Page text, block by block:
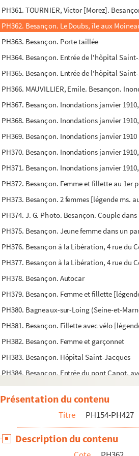
PH361. TOURNIER, Victor [Morez].
PH362. Besançon. Le Doubs, île aux
PH363. Besançon. Porte taillée
PH364. Besançon. Entrée de l'hôpital
PH365. Besançon. Entrée de l'hôpital
PH366. MAUVILLIER, Emile. Besançon.
PH367. Besançon. Inondations janvier
PH368. Besançon. Inondations janvier
PH369. Besançon. Inondations janvier 1910
PH370. Besançon. Inondations janvier
PH371. Besançon. Inondations janvier
PH372. Besançon. Femme et fillette au
PH373. Besançon. 2 femmes [légende ms.
PH374. J. G. Photo. Besançon. Couple
PH375. Besançon. Jeune femme dans un
PH376. Besançon à la Libération, 4 rue du
PH377. Besançon à la Libération, 4 rue du
PH378. Besançon. Autocar
PH379. Besançon. Femme et fillette
PH380. Bagneaux-sur-Loing (Seine-et-
PH381. Besançon. Fillette avec vélo
PH382. Besançon. Femme et garçonnet
PH383. Besançon. Hôpital Saint-Jacques
PH384. Besançon. Entrée du pont Canot,
PH385. Besançon. Vue en direction de la
PH386. Besançon. Vue en direction de la
PH387. Besançon. Le Doubs, vue du quai
PH388. Besançon. Le Doubs, vue du quai
PH389. Besançon. Hôpital Saint-Jacques
Présentation du contenu
Titre PH154-PH427
Description du contenu